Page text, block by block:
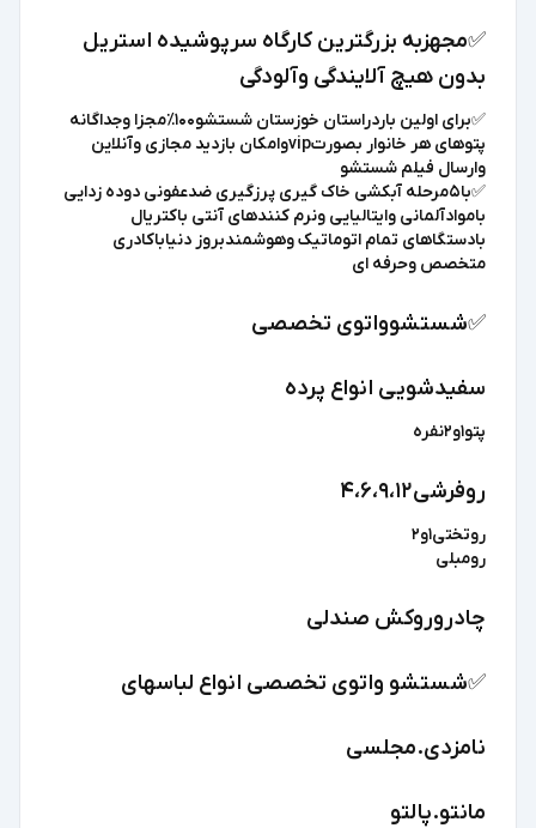
✅️مجهزبه بزرگترین کارگاه سرپوشیده استریل
بدون هیچ آلایندگی وآلودگی
✅️برای اولین باردراستان خوزستان شستشو۱۰۰٪مجزا وجداگانه
پتوهای هر خانوار بصورتvipوامکان بازدید مجازی وآنلاین
وارسال فیلم شستشو
✅️با۵مرحله آبکشی خاک گیری پرزگیری ضدعفونی دوده زدایی
باموادآلمانی وایتالیایی ونرم کنندهای آنتی باکتریال
بادستگاهای تمام اتوماتیک وهوشمندبروز دنیاباکادری
متخصص وحرفه ای
✅️شستشوواتوی تخصصی
سفیدشویی انواع پرده
پتو۱و۲نفره
روفرشی۴،۶،۹،۱۲
روتختی۱و۲
رومبلی
چادروروکش صندلی
✅️شستشو واتوی تخصصی انواع لباسهای
نامزدی.مجلسی
مانتو.پالتو